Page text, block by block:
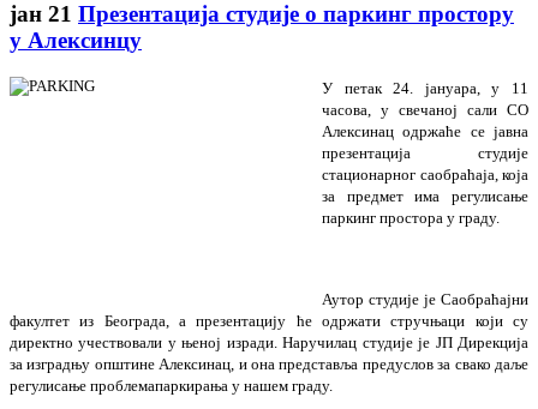
јан 21 Презентација студије о паркинг простору
у Алексинцу
У петак 24. јануара, у 11
часова, у свечаној сали СО
Алексинац одржаће се јавна
презентација студије
стационарног саобраћаја, која
за предмет има регулисање
паркинг простора у граду.
Аутор студије је Саобраћајни
факултет из Београда, а презентацију ће одржати стручњаци који су
директно учествовали у њеној изради. Наручилац студије је ЈП Дирекција
за изградњу општине Алексинац, и она представља предуслов за свако даље
регулисање проблемапаркирања у нашем граду.